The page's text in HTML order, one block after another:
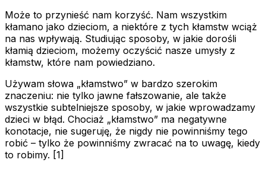
Może to przynieść nam korzyść. Nam wszystkim
kłamano jako dzieciom, a niektóre z tych kłamstw wciąż
na nas wpływają. Studiując sposoby, w jakie dorośli
kłamią dzieciom, możemy oczyścić nasze umysły z
kłamstw, które nam powiedziano.
Używam słowa „kłamstwo” w bardzo szerokim
znaczeniu: nie tylko jawne fałszowanie, ale także
wszystkie subtelniejsze sposoby, w jakie wprowadzamy
dzieci w błąd. Chociaż „kłamstwo” ma negatywne
konotacje, nie sugeruję, że nigdy nie powinniśmy tego
robić – tylko że powinniśmy zwracać na to uwagę, kiedy
to robimy. [1]